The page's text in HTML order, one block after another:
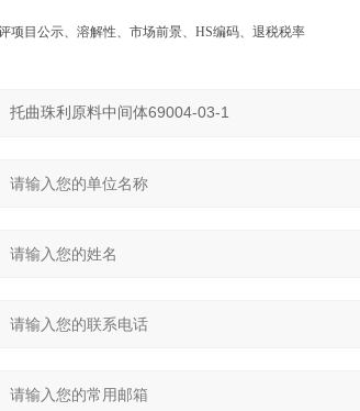
项目公示、溶解性、市场前景、HS编码、退税税率